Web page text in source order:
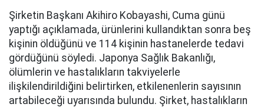
Şirketin Başkanı Akihiro Kobayashi, Cuma günü
yaptığı açıklamada, ürünlerini kullandıktan sonra beş
kişinin öldüğünü ve 114 kişinin hastanelerde tedavi
gördüğünü söyledi. Japonya Sağlık Bakanlığı,
ölümlerin ve hastalıkların takviyelerle
ilişkilendirildiğini belirtirken, etkilenenlerin sayısının
artabileceği uyarısında bulundu. Şirket, hastalıkların